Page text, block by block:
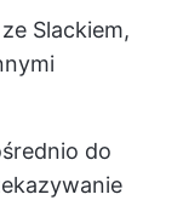
Slackiem,
do